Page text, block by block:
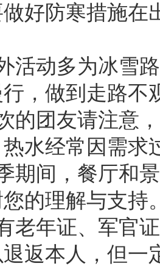
好防寒措施在
活动多为冰雪
，做到走路不
的团友请注意
水经常因需求
期间，餐厅和
的理解与支持
老年证、军官
返本人，但一